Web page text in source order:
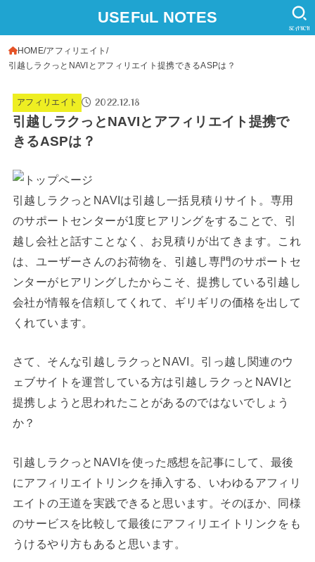
USEFuL NOTES
SEARCH
HOME アフィリエイト
引越しラクっとNAVIとアフィリエイト提携できるASPは？
アフィリエイト 2022.12.18
引越しラクっとNAVIとアフィリエイト提携で
きるASPは？
引越しラクっとNAVIは引越し一括見積りサイト。専用
のサポートセンターが1度ヒアリングをすることで、引
越し会社と話すことなく、お見積りが出てきます。これ
は、ユーザーさんのお荷物を、引越し専門のサポートセ
ンターがヒアリングしたからこそ、提携している引越し
会社が情報を信頼してくれて、ギリギリの価格を出して
くれています。
さて、そんな引越しラクっとNAVI。引っ越し関連のウ
ェブサイトを運営している方は引越しラクっとNAVIと
提携しようと思われたことがあるのではないでしょう
か？
引越しラクっとNAVIを使った感想を記事にして、最後
にアフィリエイトリンクを挿入する、いわゆるアフィリ
エイトの王道を実践できると思います。そのほか、同様
のサービスを比較して最後にアフィリエイトリンクをも
うけるやり方もあると思います。